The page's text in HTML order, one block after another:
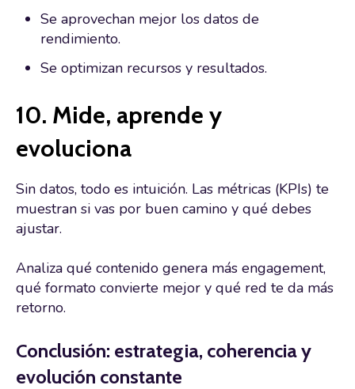
Se aprovechan mejor los datos de
rendimiento.
Se optimizan recursos y resultados.
10. Mide, aprende y
evoluciona
Sin datos, todo es intuición. Las métricas (KPIs) te
muestran si vas por buen camino y qué debes
ajustar.
Analiza qué contenido genera más engagement,
qué formato convierte mejor y qué red te da más
retorno.
Conclusión: estrategia, coherencia y
evolución constante